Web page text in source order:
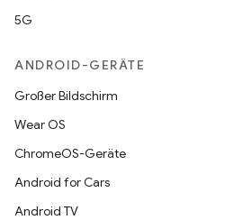
5G
ANDROID-GERÄTE
Großer Bildschirm
Wear OS
ChromeOS-Geräte
Android for Cars
Android TV